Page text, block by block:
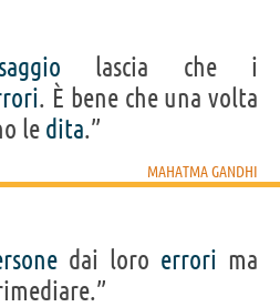
saggio lascia che i
. È bene che una volta
le dita.”
MAHATMA GANDHI
dai loro errori ma